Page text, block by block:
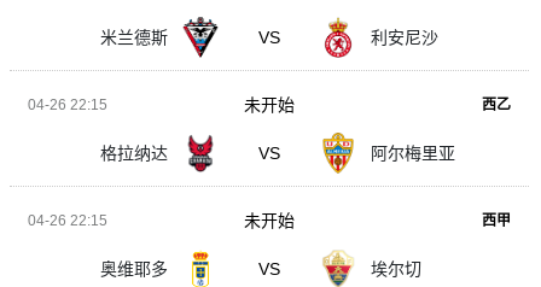
米兰德斯 VS 利安尼沙
04-26 22:15 西乙
格拉纳达 VS 阿尔梅里亚
未开始
04-26 22:15 西甲
奥维耶多 VS 埃尔切
未开始